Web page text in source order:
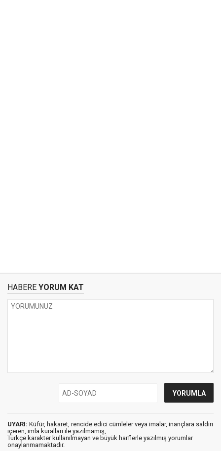
HABERE YORUM KAT
UYARI: Küfür, hakaret, rencide edici cümleler veya imalar, inançlara saldırı
içeren, imla kuralları ile yazılmamış,
Türkçe karakter kullanılmayan ve büyük harflerle yazılmış yorumlar
onaylanmamaktadır.